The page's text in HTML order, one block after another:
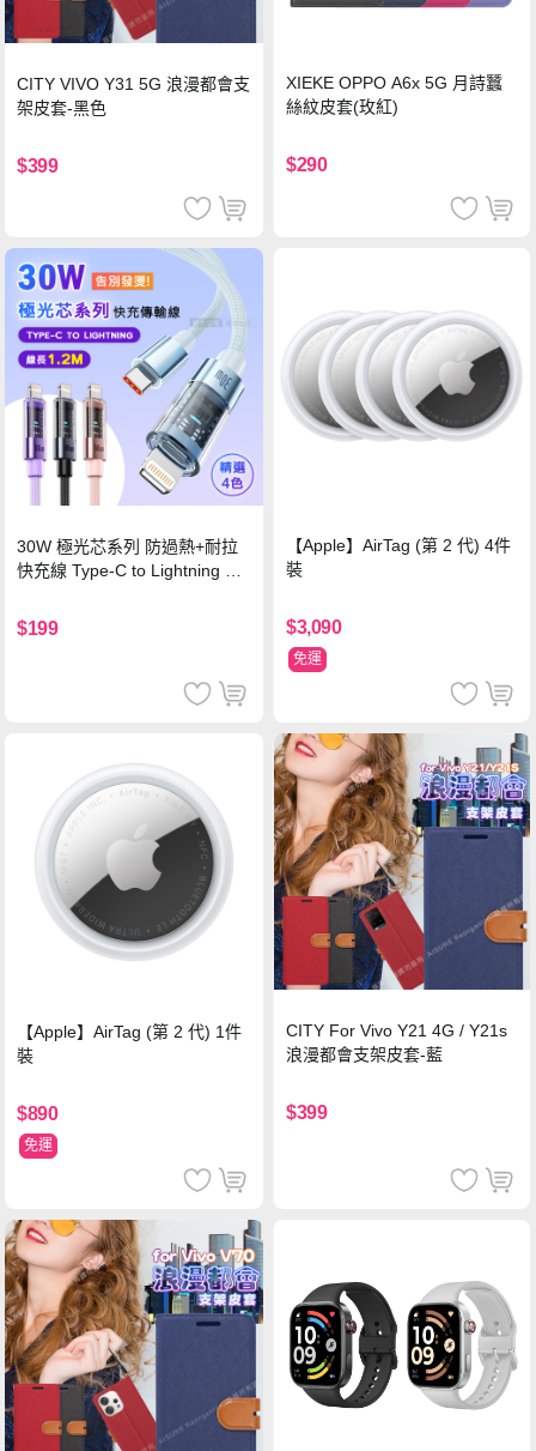
CITY VIVO Y31 5G 浪漫都會支
架皮套-黑色
$399
XIEKE OPPO A6x 5G 月詩蠶
絲紋皮套(玫紅)
$290
30W 極光芯系列 防過熱+耐拉
快充線 Type-C to Lightning 傳
$199
【Apple】AirTag (第 2 代) 4件
裝
$3,090
免運
【Apple】AirTag (第 2 代) 1件
裝
$890
免運
CITY For Vivo Y21 4G / Y21s
浪漫都會支架皮套-藍
$399